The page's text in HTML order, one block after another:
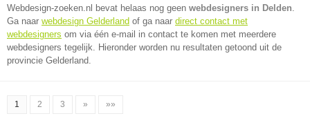
Webdesign-zoeken.nl bevat helaas nog geen webdesigners in Delden.
Ga naar webdesign Gelderland of ga naar direct contact met
webdesigners om via één e-mail in contact te komen met meerdere
webdesigners tegelijk. Hieronder worden nu resultaten getoond uit de
provincie Gelderland.
1 2 3 » »»